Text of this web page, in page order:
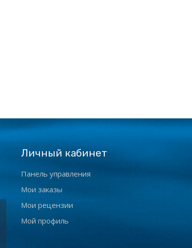
Личный кабинет
Панель управления
Мои заказы
Мои рецензии
Мой профиль